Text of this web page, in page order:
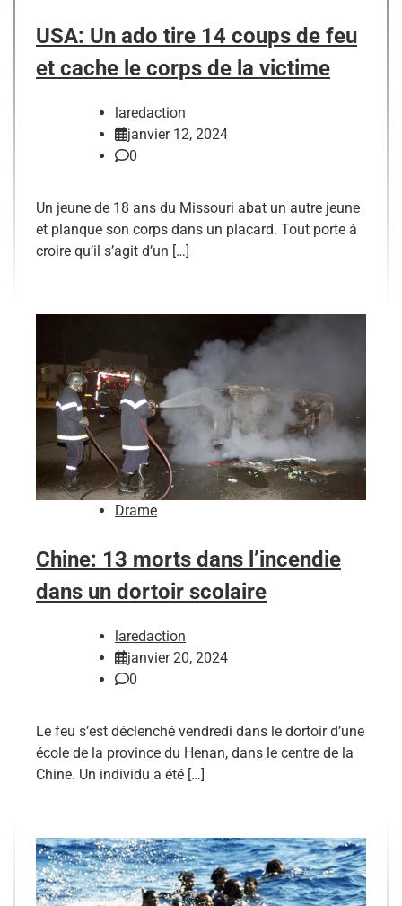
USA: Un ado tire 14 coups de feu
et cache le corps de la victime
laredaction
janvier 12, 2024
0
Un jeune de 18 ans du Missouri abat un autre jeune
et planque son corps dans un placard. Tout porte à
croire qu’il s’agit d’un […]
Drame
Chine: 13 morts dans l’incendie
dans un dortoir scolaire
laredaction
janvier 20, 2024
0
Le feu s’est déclenché vendredi dans le dortoir d’une
école de la province du Henan, dans le centre de la
Chine. Un individu a été […]